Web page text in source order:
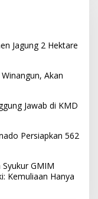
Jagung 2 Hektare
Akan
Jawab di KMD
Persiapkan 562
GMIM
Kemuliaan Hanya